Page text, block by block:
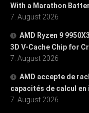
With a Marathon
7. August 2026
AMD Ryzen 9
3D V-Cache Chip for
7. August 2026
AMD accepte de
capacités de calcul
7. August 2026